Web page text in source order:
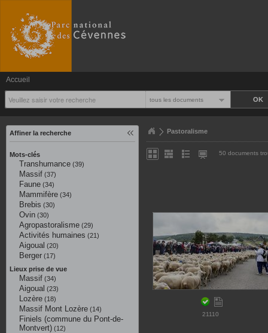
Accueil
tous les documents
Affiner la recherche
Mots-clés
Transhumance (39)
Massif (37)
Faune (34)
Mammifère (34)
Brebis (30)
Ovin (30)
Agropastoralisme (29)
Activités humaines (21)
Aigoual (20)
Berger (17)
Lieux prise de vue
Massif (34)
Aigoual (23)
Lozère (18)
Massif Mont Lozère (14)
Finiels (commune du Pont-de-
Montvert) (12)
Pastoralisme
50 documents
21110